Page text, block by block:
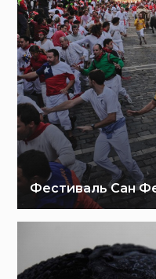
Фестиваль Сан